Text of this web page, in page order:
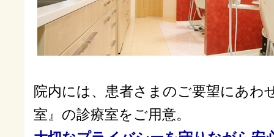
院内には、患者さまのご要望にあわ
室』の診療室をご用意。